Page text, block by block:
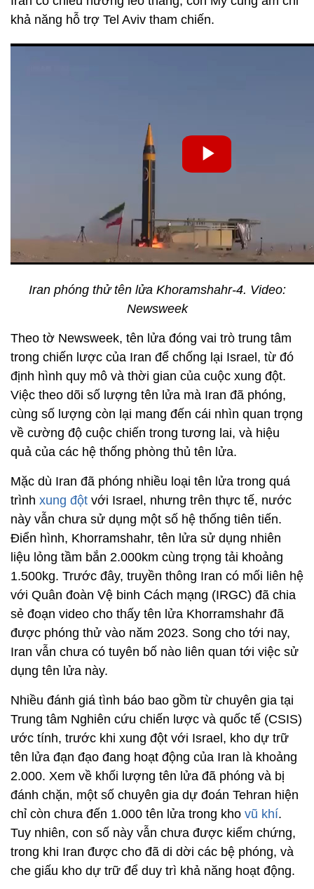
khả năng hỗ trợ Tel Aviv tham chiến.
Iran phóng thử tên lửa Khoramshahr-4. Video:
Newsweek
Theo tờ Newsweek, tên lửa đóng vai trò trung tâm
trong chiến lược của Iran để chống lại Israel, từ đó
định hình quy mô và thời gian của cuộc xung đột.
Việc theo dõi số lượng tên lửa mà Iran đã phóng,
cùng số lượng còn lại mang đến cái nhìn quan trọng
về cường độ cuộc chiến trong tương lai, và hiệu
quả của các hệ thống phòng thủ tên lửa.
Mặc dù Iran đã phóng nhiều loại tên lửa trong quá
trình xung đột với Israel, nhưng trên thực tế, nước
này vẫn chưa sử dụng một số hệ thống tiên tiến.
Điển hình, Khorramshahr, tên lửa sử dụng nhiên
liệu lỏng tầm bắn 2.000km cùng trọng tải khoảng
1.500kg. Trước đây, truyền thông Iran có mối liên hệ
với Quân đoàn Vệ binh Cách mạng (IRGC) đã chia
sẻ đoạn video cho thấy tên lửa Khorramshahr đã
được phóng thử vào năm 2023. Song cho tới nay,
Iran vẫn chưa có tuyên bố nào liên quan tới việc sử
dụng tên lửa này.
Nhiều đánh giá tình báo bao gồm từ chuyên gia tại
Trung tâm Nghiên cứu chiến lược và quốc tế (CSIS)
ước tính, trước khi xung đột với Israel, kho dự trữ
tên lửa đạn đạo đang hoạt động của Iran là khoảng
2.000. Xem về khối lượng tên lửa đã phóng và bị
đánh chặn, một số chuyên gia dự đoán Tehran hiện
chỉ còn chưa đến 1.000 tên lửa trong kho vũ khí.
Tuy nhiên, con số này vẫn chưa được kiểm chứng,
trong khi Iran được cho đã di dời các bệ phóng, và
che giấu kho dự trữ để duy trì khả năng hoạt động.